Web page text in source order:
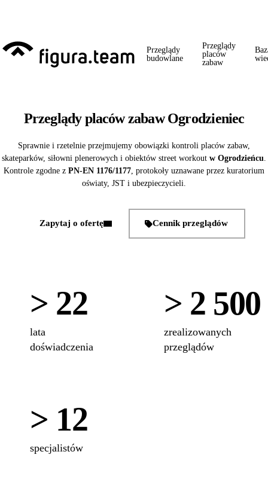
Przeglądy
budowlane
Przeglądy
placów
zabaw
Przeglądy placów zabaw Ogrodzieniec
Sprawnie i rzetelnie przejmujemy obowiązki kontroli placów zabaw,
skateparków, siłowni plenerowych i obiektów street workout w Ogrodzieńcu
Kontrole zgodne z PN-EN 1176/1177 , protokoły uznawane przez kuratorium
oświaty, JST i ubezpieczycieli.
Zapytaj o ofertę Cennik przeglądów
> 22
lata
doświadczenia
> 2 500
zrealizowanych
przeglądów
> 12
specjalistów